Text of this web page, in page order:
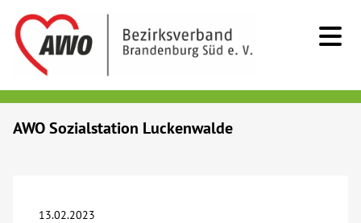
AWO Sozialstation Luckenwalde
13.02.2023